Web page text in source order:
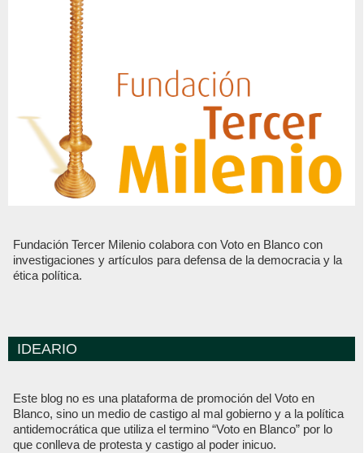
Fundación Tercer Milenio colabora con Voto en Blanco con
investigaciones y artículos para defensa de la democracia y la
ética política.
IDEARIO
Este blog no es una plataforma de promoción del Voto en
Blanco, sino un medio de castigo al mal gobierno y a la política
antidemocrática que utiliza el termino “Voto en Blanco” por lo
que conlleva de protesta y castigo al poder inicuo.